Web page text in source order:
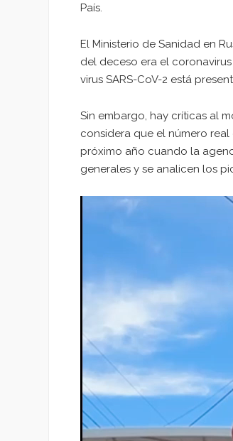
País.
El Ministerio de Sanidad en
del deceso era el
virus SARS-CoV-2 está
Sin embargo, hay críticas al
considera que el número
próximo año cuando la
generales y se analicen los
Reproductor